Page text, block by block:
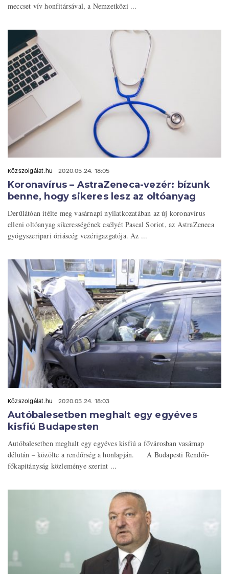
meccset vív honfitársával, a Nemzetközi ...
Közszolgálat.hu 2020.05.24. 18:05
Koronavírus – AstraZeneca-vezér: bízunk
benne, hogy sikeres lesz az oltóanyag
Derűlátóan ítélte meg vasárnapi nyilatkozatában az új koronavírus
elleni oltóanyag sikerességének esélyét Pascal Soriot, az AstraZeneca
gyógyszeripari óriáscég vezérigazgatója. Az ...
Közszolgálat.hu 2020.05.24. 18:03
Autóbalesetben meghalt egy egyéves
kisfiú Budapesten
Autóbalesetben meghalt egy egyéves kisfiú a fővárosban vasárnap
délután – közölte a rendőrség a honlapján. A Budapesti Rendőr-
főkapitányság közleménye szerint ...